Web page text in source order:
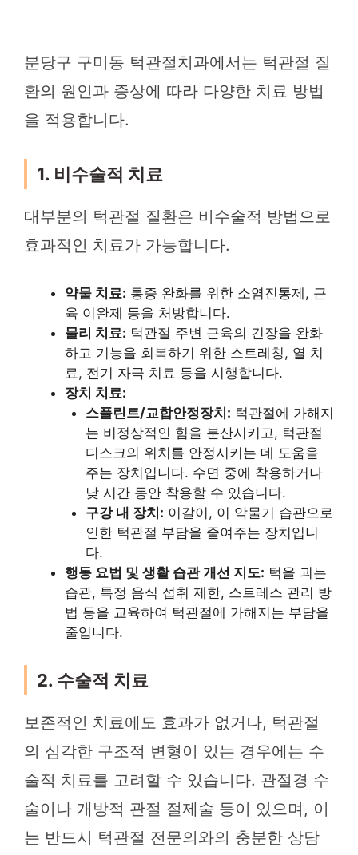
분당구 구미동 턱관절치과에서는 턱관절 질
환의 원인과 증상에 따라 다양한 치료 방법
을 적용합니다.
1. 비수술적 치료
대부분의 턱관절 질환은 비수술적 방법으로
효과적인 치료가 가능합니다.
약물 치료: 통증 완화를 위한 소염진통제, 근
육 이완제 등을 처방합니다.
물리 치료: 턱관절 주변 근육의 긴장을 완화
하고 기능을 회복하기 위한 스트레칭, 열 치
료, 전기 자극 치료 등을 시행합니다.
장치 치료:
스플린트/교합안정장치: 턱관절에 가해지
는 비정상적인 힘을 분산시키고, 턱관절
디스크의 위치를 안정시키는 데 도움을
주는 장치입니다. 수면 중에 착용하거나
낮 시간 동안 착용할 수 있습니다.
구강 내 장치: 이갈이, 이 악물기 습관으로
인한 턱관절 부담을 줄여주는 장치입니
다.
행동 요법 및 생활 습관 개선 지도: 턱을 괴는
습관, 특정 음식 섭취 제한, 스트레스 관리 방
법 등을 교육하여 턱관절에 가해지는 부담을
줄입니다.
2. 수술적 치료
보존적인 치료에도 효과가 없거나, 턱관절
의 심각한 구조적 변형이 있는 경우에는 수
술적 치료를 고려할 수 있습니다. 관절경 수
술이나 개방적 관절 절제술 등이 있으며, 이
는 반드시 턱관절 전문의와의 충분한 상담